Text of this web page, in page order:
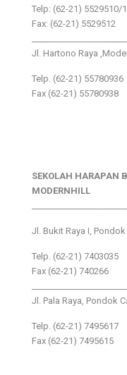
Telp: (62-21) 5529510/
Fax: (62-21) 5529512
Jl. Hartono Raya
Telp. (62-21) 55780936
Fax (62-21) 55780938
SEKOLAH HARAPAN
MODERNHILL
Jl. Bukit Raya I,
Telp. (62-21) 7403035
Fax (62-21) 740266
Jl. Pala Raya, Pondok
Telp. (62-21) 7495617
Fax (62-21) 7495615